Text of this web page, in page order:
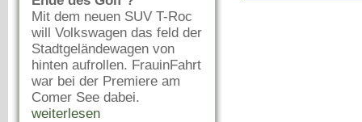
Mit dem neuen SUV T-Roc
will Volkswagen das feld der
Stadtgeländewagen von
hinten aufrollen. FrauinFahrt
war bei der Premiere am
Comer See dabei.
weiterlesen